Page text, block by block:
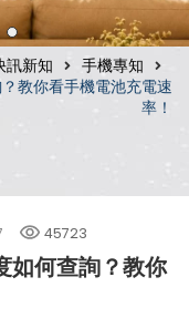
訊新知
手機專知
教你看手機電池充電速
率！
45723
如何查詢？教你